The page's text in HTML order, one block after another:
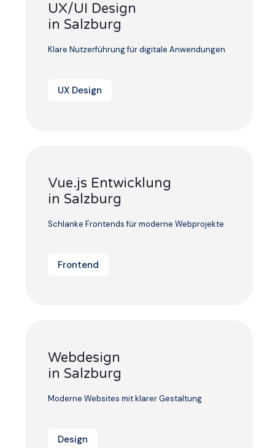
UX/UI Design
in Salzburg
Klare Nutzerführung für digitale Anwendungen
UX Design
Vue.js Entwicklung
in Salzburg
Schlanke Frontends für moderne Webprojekte
Frontend
Webdesign
in Salzburg
Moderne Websites mit klarer Gestaltung
Design